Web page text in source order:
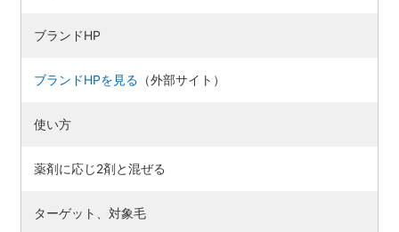
ブランドHP
ブランドHPを見る （外部サイト）
使い方
薬剤に応じ2剤と混ぜる
ターゲット、対象毛